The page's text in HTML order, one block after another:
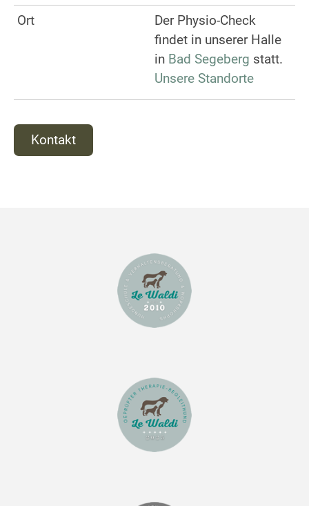
Ort
Der Physio-Check
findet in unserer Halle
in Bad Segeberg statt.
Unsere Standorte
Kontakt